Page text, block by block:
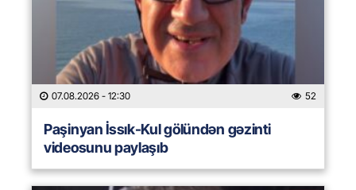
07.08.2026 - 12:30 52
Paşinyan İssık-Kul gölündən gəzinti
videosunu paylaşıb